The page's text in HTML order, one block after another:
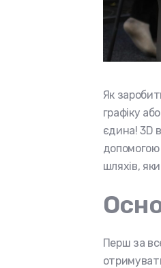
Як
графіку
єдина! 3D
шляхів,
Перш за